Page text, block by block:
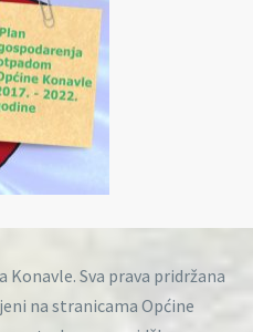
Sva prava pridržana
na stranicama Općine